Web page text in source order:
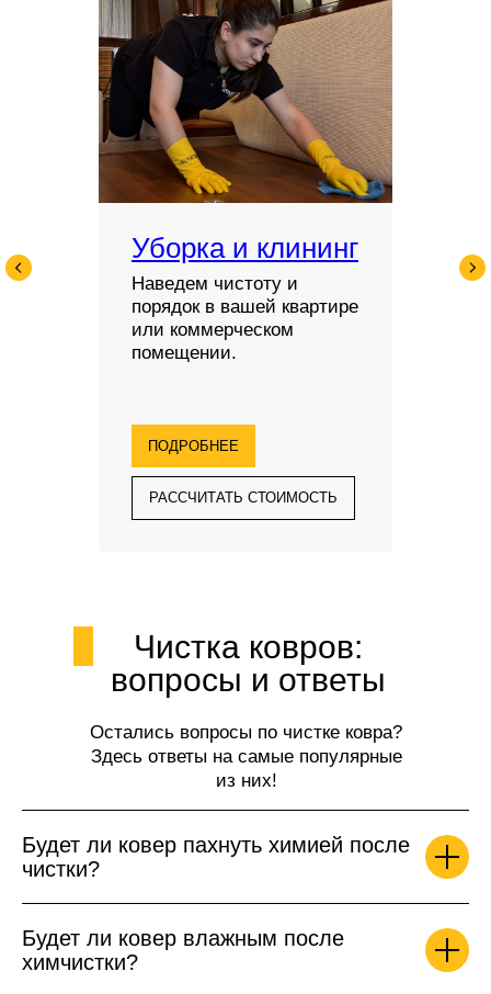
Уборка и клининг
Наведем чистоту и
порядок в вашей квартире
или коммерческом
помещении.
ПОДРОБНЕЕ
РАССЧИТАТЬ СТОИМОСТЬ
Чистка ковров:
вопросы и ответы
Остались вопросы по чистке ковра?
Здесь ответы на самые популярные
из них!
Будет ли ковер пахнуть химией после
чистки?
Будет ли ковер влажным после
химчистки?